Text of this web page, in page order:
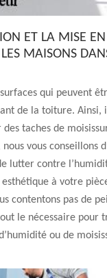
ET LA MISE
MAISONS
qui peuvent
de la toiture. Ainsi,
taches de
vous conseillons
lutter contre
à votre
contentons pas de
le nécessaire pour
ou de